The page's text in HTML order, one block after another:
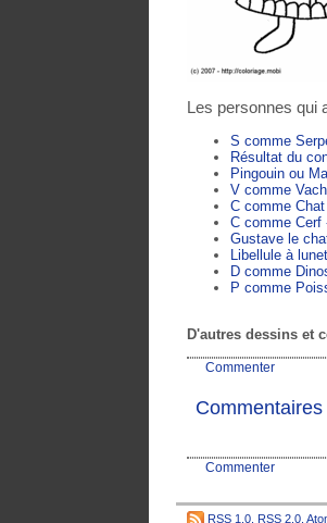
Les personnes qui
S comme
Résultat du
Pingouin ou
V comme
C comme
C comme Cerf
Gustave le
Libellule à
D comme
P comme
D'autres dessins et
Commenter
Commentaires
Commenter
RSS 1.0 RSS 2.0